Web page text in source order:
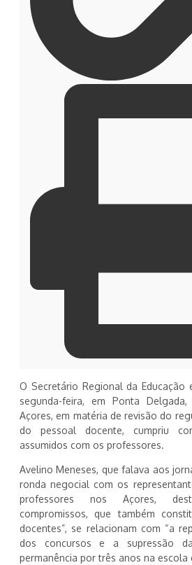
O Secretário Regional da Educação
segunda-feira, em Ponta
Açores, em matéria de revisão do
do pessoal docente, cumpriu
assumidos com os professores.
Avelino Meneses, que falava aos
ronda negocial com os
professores nos Açores,
compromissos, que também
docentes”, se relacionam com “a
dos concursos e a supressão
permanência por três anos na escola